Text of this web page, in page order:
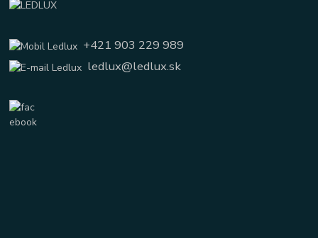
+421 903 229 989
ledlux@ledlux.sk